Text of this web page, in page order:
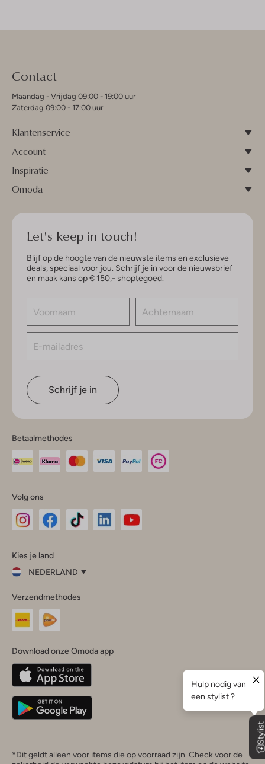
Contact
Maandag - Vrijdag 09:00 - 19:00 uur
Zaterdag 09:00 - 17:00 uur
Klantenservice
Account
Inspiratie
Omoda
Let's keep in touch!
Blijf op de hoogte van de nieuwste items en exclusieve
deals, speciaal voor jou. Schrijf je in voor de nieuwsbrief
en maak kans op € 150,- shoptegoed.
Schrijf je in
Betaalmethodes
Volg ons
InstagramFacebook
Kies je land
NEDERLAND
je
land
Nederland
Belgique(Français)
Deutschland
Verzendmethodes
Download onze Omoda app
*Dit geldt alleen voor items die op voorraad zijn. Check voor de